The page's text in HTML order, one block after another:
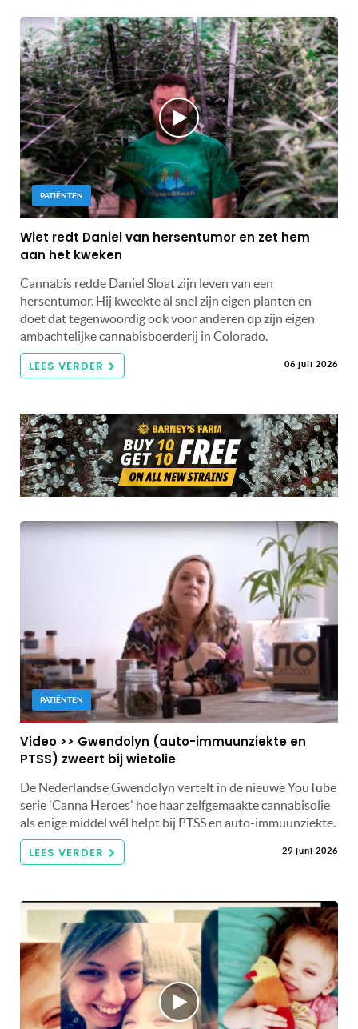
PATIËNTEN
Wiet redt Daniel van hersentumor en zet hem
aan het kweken
Cannabis redde Daniel Sloat zijn leven van een
hersentumor. Hij kweekte al snel zijn eigen planten en
doet dat tegenwoordig ook voor anderen op zijn eigen
ambachtelijke cannabisboerderij in Colorado.
LEES VERDER 06 juli 2026
PATIËNTEN
Video >> Gwendolyn (auto-immuunziekte en
PTSS) zweert bij wietolie
De Nederlandse Gwendolyn vertelt in de nieuwe YouTube
serie 'Canna Heroes' hoe haar zelfgemaakte cannabisolie
als enige middel wél helpt bij PTSS en auto-immuunziekte.
LEES VERDER 29 juni 2026